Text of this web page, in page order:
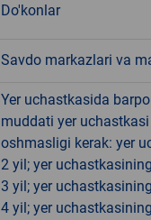
Do'konlar
Savdo markazlari va
Yer uchastkasida
muddati yer
oshmasligi kerak: yer
2 yil; yer
3 yil; yer
4 yil; yer